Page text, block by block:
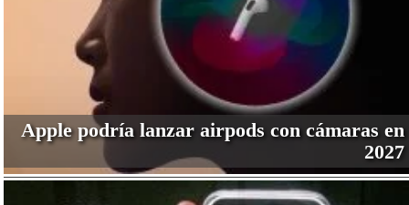
Apple podría lanzar airpods con cámaras en
2027